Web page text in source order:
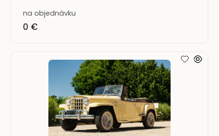
na objednávku
0 €